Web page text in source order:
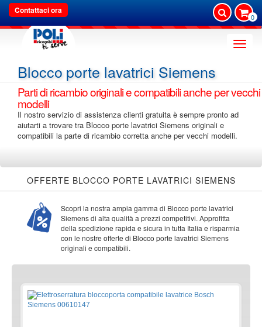
Contattaci ora
0
Toggle
Blocco porte lavatrici Siemens
Parti di ricambio originali e compatibili anche per vecchi
modelli
Il nostro servizio di assistenza clienti gratuita è sempre pronto ad
aiutarti a trovare tra Blocco porte lavatrici Siemens originali e
compatibili la parte di ricambio corretta anche per vecchi modelli.
OFFERTE BLOCCO PORTE LAVATRICI SIEMENS
Scopri la nostra ampia gamma di Blocco porte lavatrici
Siemens di alta qualità a prezzi competitivi. Approfitta
della spedizione rapida e sicura in tutta Italia e risparmia
con le nostre offerte di Blocco porte lavatrici Siemens
originali e compatibili.